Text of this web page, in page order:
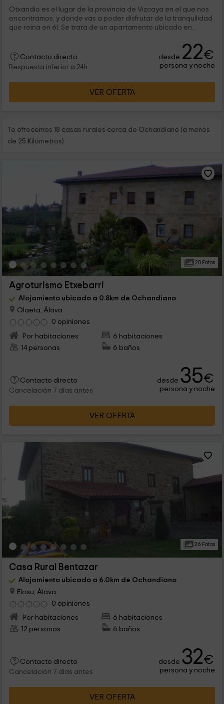
Otxandio es el lugar de la provincia de Vizcaya en el que nos
encontramos, y donde vas a poder disfrutar de la tranquilidad
que reina en él. Se trata de un apartamento ubicado en...
Contacto directo
Respuesta inferior a 24h
desde 22€
persona y noche
VER OFERTA
Te ofrecemos 18 casas rurales cerca de Ochandiano (a menos
de 25 Kilómetros)
20 Fotos
Agroturismo Etxebarri
Alojamiento ubicado a 0.8km de Ochandiano
Olaeta, Álava
0 opiniones
Por habitaciones
6 habitaciones
14 personas
6 baños
Contacto directo
Cancelación 7 días antes
desde 35€
persona y noche
VER OFERTA
26 Fotos
Casa Rural Bentazar
Alojamiento ubicado a 6.0km de Ochandiano
Elosu, Álava
0 opiniones
Por habitaciones
6 habitaciones
12 personas
6 baños
Contacto directo
Cancelación 7 días antes
desde 32€
persona y noche
VER OFERTA